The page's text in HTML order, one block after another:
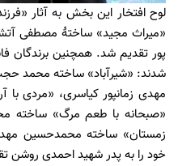
لوح افتخار این بخش به آثار
«میراث مجید» ساختۀ مصطفی
پور تقدیم شد. همچنین برندگان
شدند: «شیرآباد» ساخته محمد
مهدی زمانپور کیاسری، «مردی با
«صبحانه با طعم مرگ» ساخته
زمستان» ساخته محمدحسین
خود را به پدر شهید احمدی روشن